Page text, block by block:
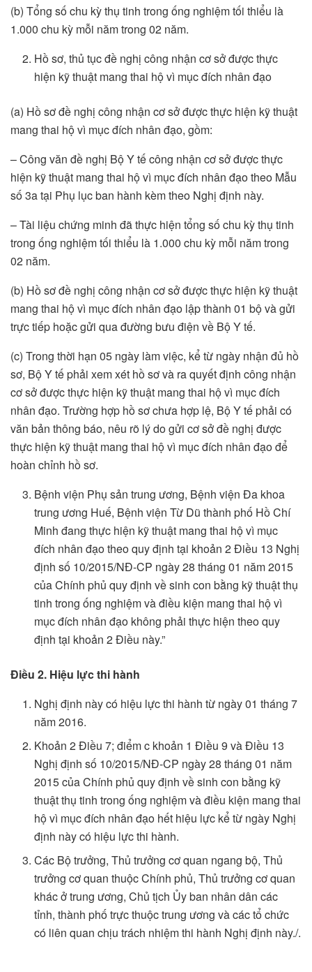
(b) Tổng số chu kỳ thụ tinh trong ống nghiệm tối thiểu là
1.000 chu kỳ mỗi năm trong 02 năm.
Hồ sơ, thủ tục đề nghị công nhận cơ sở được thực
hiện kỹ thuật mang thai hộ vì mục đích nhân đạo
(a) Hồ sơ đề nghị công nhận cơ sở được thực hiện kỹ thuật
mang thai hộ vì mục đích nhân đạo, gồm:
– Công văn đề nghị Bộ Y tế công nhận cơ sở được thực
hiện kỹ thuật mang thai hộ vì mục đích nhân đạo theo Mẫu
số 3a tại Phụ lục ban hành kèm theo Nghị định này.
– Tài liệu chứng minh đã thực hiện tổng số chu kỳ thụ tinh
trong ống nghiệm tối thiểu là 1.000 chu kỳ mỗi năm trong
02 năm.
(b) Hồ sơ đề nghị công nhận cơ sở được thực hiện kỹ thuật
mang thai hộ vì mục đích nhân đạo lập thành 01 bộ và gửi
trực tiếp hoặc gửi qua đường bưu điện về Bộ Y tế.
(c) Trong thời hạn 05 ngày làm việc, kể từ ngày nhận đủ hồ
sơ, Bộ Y tế phải xem xét hồ sơ và ra quyết định công nhận
cơ sở được thực hiện kỹ thuật mang thai hộ vì mục đích
nhân đạo. Trường hợp hồ sơ chưa hợp lệ, Bộ Y tế phải có
văn bản thông báo, nêu rõ lý do gửi cơ sở đề nghị được
thực hiện kỹ thuật mang thai hộ vì mục đích nhân đạo để
hoàn chỉnh hồ sơ.
Bệnh viện Phụ sản trung ương, Bệnh viện Đa khoa
trung ương Huế, Bệnh viện Từ Dũ thành phố Hồ Chí
Minh đang thực hiện kỹ thuật mang thai hộ vì mục
đích nhân đạo theo quy định tại khoản 2 Điều 13 Nghị
định số 10/2015/NĐ-CP ngày 28 tháng 01 năm 2015
của Chính phủ quy định về sinh con bằng kỹ thuật thụ
tinh trong ống nghiệm và điều kiện mang thai hộ vì
mục đích nhân đạo không phải thực hiện theo quy
định tại khoản 2 Điều này.”
Điều 2. Hiệu lực thi hành
Nghị định này có hiệu lực thi hành từ ngày 01 tháng 7
năm 2016.
Khoản 2 Điều 7; điểm c khoản 1 Điều 9 và Điều 13
Nghị định số 10/2015/NĐ-CP ngày 28 tháng 01 năm
2015 của Chính phủ quy định về sinh con bằng kỹ
thuật thụ tinh trong ống nghiệm và điều kiện mang thai
hộ vì mục đích nhân đạo hết hiệu lực kể từ ngày Nghị
định này có hiệu lực thi hành.
Các Bộ trưởng, Thủ trưởng cơ quan ngang bộ, Thủ
trưởng cơ quan thuộc Chính phủ, Thủ trưởng cơ quan
khác ở trung ương, Chủ tịch Ủy ban nhân dân các
tỉnh, thành phố trực thuộc trung ương và các tổ chức
có liên quan chịu trách nhiệm thi hành Nghị định này./.